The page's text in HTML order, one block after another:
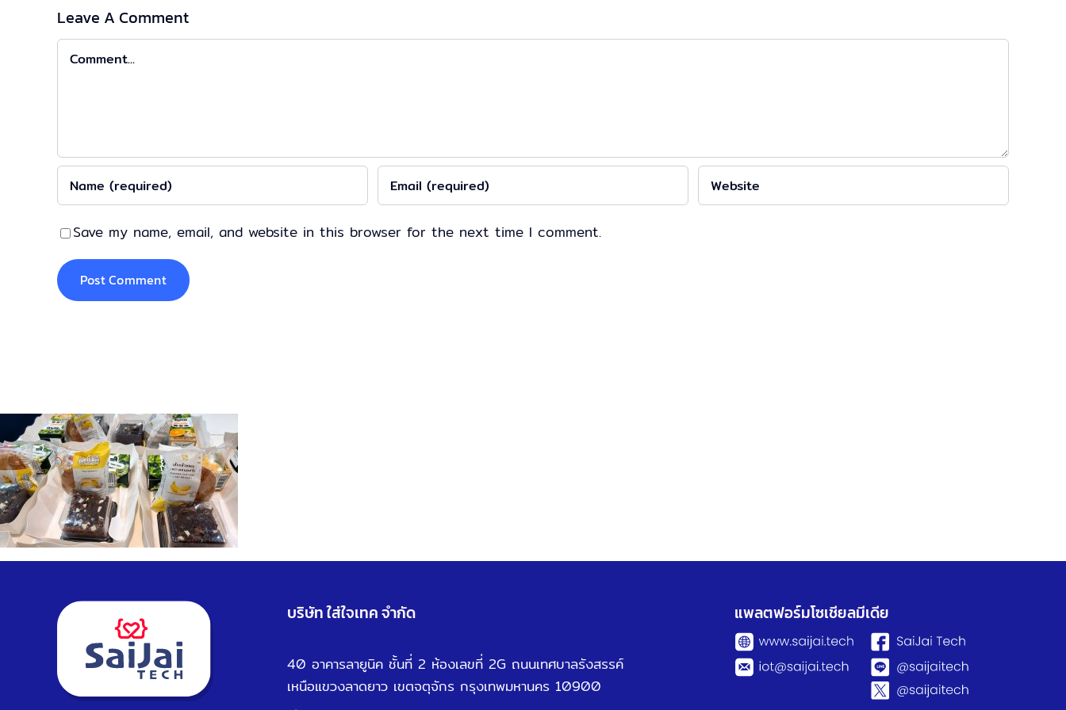
Leave A Comment
Comment
Save my name, email, and website in this browser for the next time I comment.
บริษัท ใส่ใจเทค จำกัด
40 อาคารลายูนิค ชั้นที่ 2 ห้องเลขที่ 2G ถนนเทศบาลรังสรรค์
เหนือแขวงลาดยาว เขตจตุจักร กรุงเทพมหานคร 10900
แพลตฟอร์มโซเชียลมีเดีย